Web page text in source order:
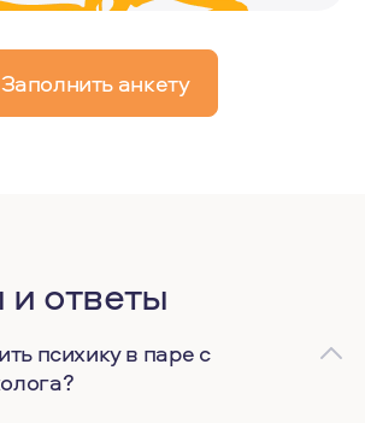
Заполнить анкету
ответы
психику в паре с